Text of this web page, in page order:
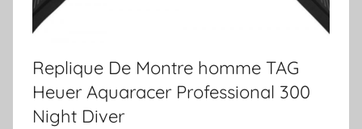
Replique De Montre homme TAG
Heuer Aquaracer Professional 300
Night Diver